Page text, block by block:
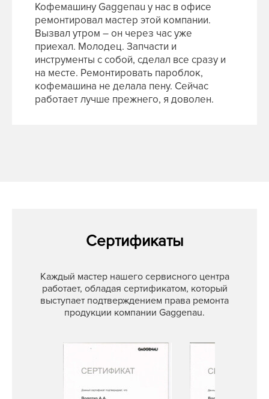
Кофемашину Gaggenau у нас в офисе
ремонтировал мастер этой компании.
Вызвал утром – он через час уже
приехал. Молодец. Запчасти и
инструменты с собой, сделал все сразу и
на месте. Ремонтировать пароблок,
кофемашина не делала пену. Сейчас
работает лучше прежнего, я доволен.
Сертификаты
Каждый мастер нашего сервисного центра
работает, обладая сертификатом, который
выступает подтверждением права ремонта
продукции компании Gaggenau.